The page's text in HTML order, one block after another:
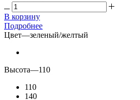
В корзину
Подробнее
Цвет—зеленый/желтый
Высота—110
110
140